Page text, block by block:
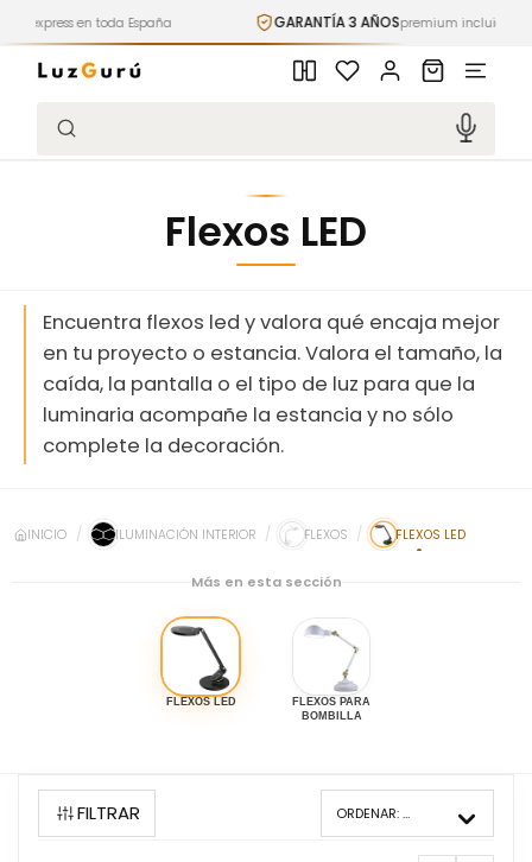
directamente
al contenido
toda España GARANTÍA 3 AÑOSpremium incluida
Búsqueda
Iniciar
sesión
Carrito
Flexos LED
Encuentra flexos led y valora qué encaja mejor
en tu proyecto o estancia. Valora el tamaño, la
caída, la pantalla o el tipo de luz para que la
luminaria acompañe la estancia y no sólo
complete la decoración.
INICIO ILUMINACIÓN INTERIOR FLEXOS FLEXOS LED
Más en esta sección
FLEXOS LED
FLEXOS PARA
BOMBILLA
FILTRAR ORDENAR:
MÁS VENDIDOS